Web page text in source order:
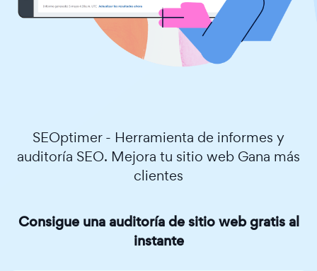
SEOptimer - Herramienta de informes y
auditoría SEO. Mejora tu sitio web Gana más
clientes
Consigue una auditoría de sitio web gratis al
instante